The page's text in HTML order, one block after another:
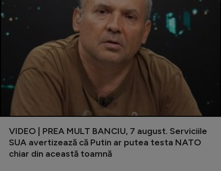
VIDEO | PREA MULT BANCIU, 7 august. Serviciile
SUA avertizează că Putin ar putea testa NATO
chiar din această toamnă